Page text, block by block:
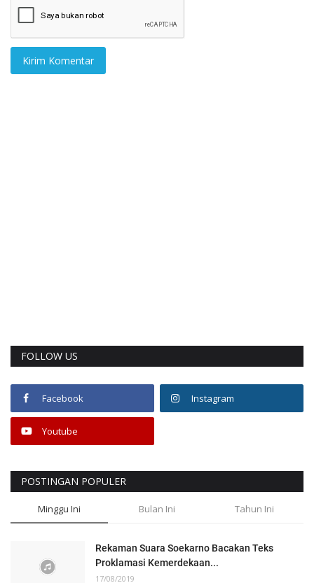
Kirim Komentar
FOLLOW US
Facebook Instagram
Youtube
POSTINGAN POPULER
Minggu Ini Bulan Ini Tahun Ini
Rekaman Suara Soekarno Bacakan Teks
Proklamasi Kemerdekaan...
17/08/2019